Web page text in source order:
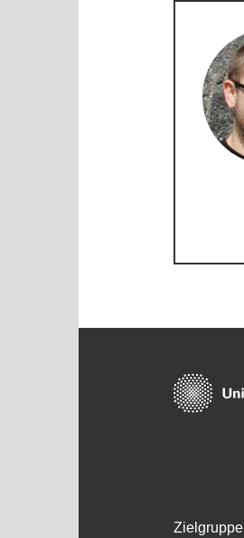
Zielgruppe